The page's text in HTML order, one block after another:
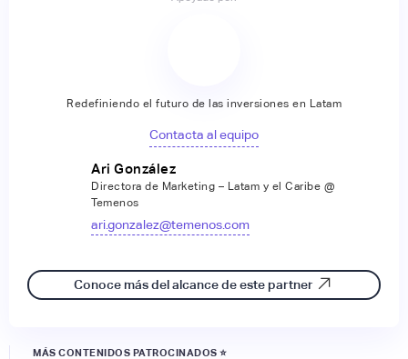
Redefiniendo el futuro de las inversiones en Latam
Contacta al equipo
Ari González
Directora de Marketing – Latam y el Caribe @
Temenos
ari.gonzalez@temenos.com
Conoce más del alcance de este partner
MÁS CONTENIDOS PATROCINADOS ⭐